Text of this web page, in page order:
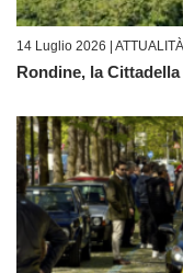
14 Luglio 2026 | ATTUALITÀ
Rondine, la Cittadella